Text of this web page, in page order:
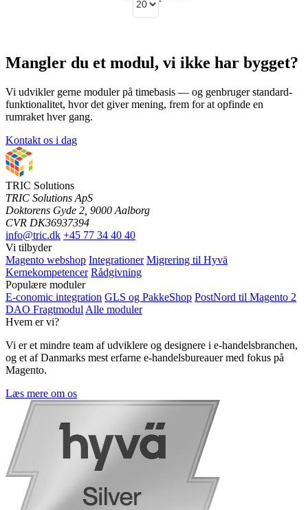
Mangler du et modul, vi ikke har bygget?
Vi udvikler gerne moduler på timebasis — og genbruger standard-
funktionalitet, hvor det giver mening, frem for at opfinde en
rumraket hver gang.
Kontakt os i dag
TRIC Solutions
TRIC Solutions ApS
Doktorens Gyde 2, 9000 Aalborg
CVR DK36937394
info@tric.dk +45 77 34 40 40
Vi tilbyder
Magento webshop Integrationer Migrering til Hyvä
Kernekompetencer Rådgivning
Populære moduler
E-conomic integration GLS og PakkeShop PostNord til Magento 2
DAO Fragtmodul Alle moduler
Hvem er vi?
Vi er et mindre team af udviklere og designere i e-handelsbranchen,
og et af Danmarks mest erfarne e-handelsbureauer med fokus på
Magento.
Læs mere om os